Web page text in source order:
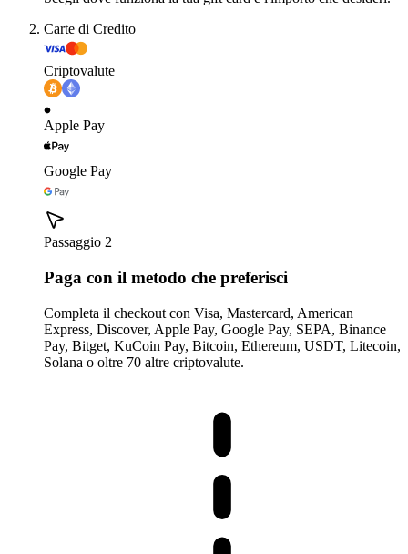
Carte di Credito
Criptovalute
Apple Pay
Google Pay
Passaggio 2
Paga con il metodo che preferisci
Completa il checkout con Visa, Mastercard, American
Express, Discover, Apple Pay, Google Pay, SEPA, Binance
Pay, Bitget, KuCoin Pay, Bitcoin, Ethereum, USDT, Litecoin,
Solana o oltre 70 altre criptovalute.